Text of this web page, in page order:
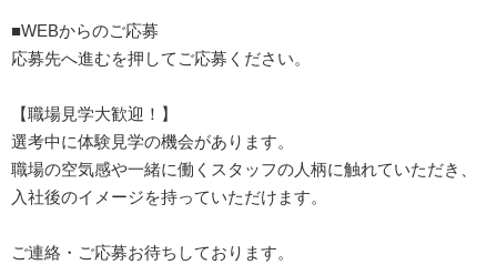
■WEBからのご応募
応募先へ進むを押してご応募ください。
【職場見学大歓迎！】
選考中に体験見学の機会があります。
職場の空気感や一緒に働くスタッフの人柄に触れていただき、
入社後のイメージを持っていただけます。
ご連絡・ご応募お待ちしております。